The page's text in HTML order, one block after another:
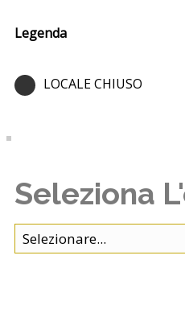
Legenda
LOCALE CHIUSO
Seleziona